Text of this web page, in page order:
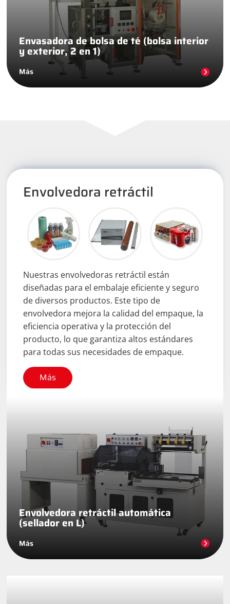
Envasadora de bolsa de té (bolsa interior
y exterior, 2 en 1)
Más
Envolvedora retráctil
Nuestras envolvedoras retráctil están
diseñadas para el embalaje eficiente y seguro
de diversos productos. Este tipo de
envolvedora mejora la calidad del empaque, la
eficiencia operativa y la protección del
producto, lo que garantiza altos estándares
para todas sus necesidades de empaque.
Más
Envolvedora retráctil automática
(sellador en L)
Más